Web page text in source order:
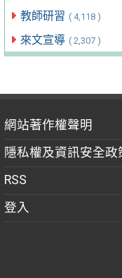
教師研習 ( 4,118 )
來文宣導 ( 2,307 )
網站著作權聲明
隱私權及資訊安全政
RSS
登入